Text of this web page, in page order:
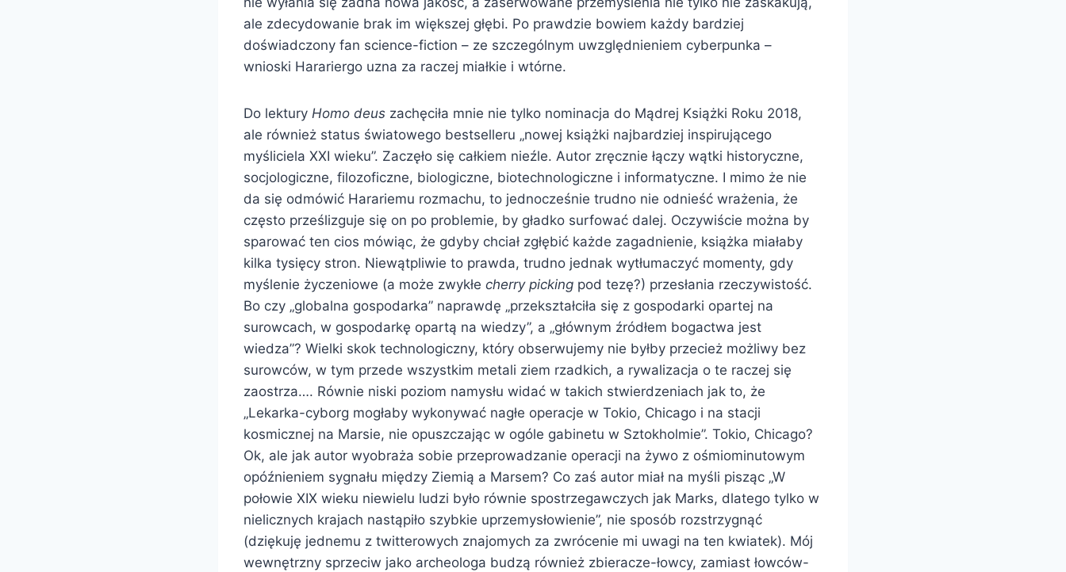
ale zdecydowanie brak im większej głębi. Po prawdzie bowiem każdy bardziej
doświadczony fan science-fiction – ze szczególnym uwzględnieniem cyberpunka –
wnioski Harariergo uzna za raczej miałkie i wtórne.
Do lektury Homo deus zachęciła mnie nie tylko nominacja do Mądrej Książki Roku 2018,
ale również status światowego bestselleru „nowej książki najbardziej inspirującego
myśliciela XXI wieku”. Zaczęło się całkiem nieźle. Autor zręcznie łączy wątki historyczne,
socjologiczne, filozoficzne, biologiczne, biotechnologiczne i informatyczne. I mimo że nie
da się odmówić Harariemu rozmachu, to jednocześnie trudno nie odnieść wrażenia, że
często prześlizguje się on po problemie, by gładko surfować dalej. Oczywiście można by
sparować ten cios mówiąc, że gdyby chciał zgłębić każde zagadnienie, książka miałaby
kilka tysięcy stron. Niewątpliwie to prawda, trudno jednak wytłumaczyć momenty, gdy
myślenie życzeniowe (a może zwykłe cherry picking pod tezę?) przesłania rzeczywistość.
Bo czy „globalna gospodarka” naprawdę „przekształciła się z gospodarki opartej na
surowcach, w gospodarkę opartą na wiedzy”, a „głównym źródłem bogactwa jest
wiedza”? Wielki skok technologiczny, który obserwujemy nie byłby przecież możliwy bez
surowców, w tym przede wszystkim metali ziem rzadkich, a rywalizacja o te raczej się
zaostrza…. Równie niski poziom namysłu widać w takich stwierdzeniach jak to, że
„Lekarka-cyborg mogłaby wykonywać nagłe operacje w Tokio, Chicago i na stacji
kosmicznej na Marsie, nie opuszczając w ogóle gabinetu w Sztokholmie”. Tokio, Chicago?
Ok, ale jak autor wyobraża sobie przeprowadzanie operacji na żywo z ośmiominutowym
opóźnieniem sygnału między Ziemią a Marsem? Co zaś autor miał na myśli pisząc „W
połowie XIX wieku niewielu ludzi było równie spostrzegawczych jak Marks, dlatego tylko w
nielicznych krajach nastąpiło szybkie uprzemysłowienie”, nie sposób rozstrzygnąć
(dziękuję jednemu z twitterowych znajomych za zwrócenie mi uwagi na ten kwiatek). Mój
wewnętrzny sprzeciw jako archeologa budzą również zbieracze-łowcy, zamiast łowców-